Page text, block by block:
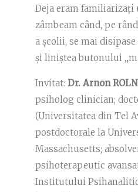
Deja eram familiarizați
zâmbeam când, pe
a școlii, se mai
și liniștea butonului
Invitat: Dr. Arnon
psiholog clinician;
(Universitatea din Tel
postdoctorale la
Massachusetts;
psihoterapeutic
Institutului